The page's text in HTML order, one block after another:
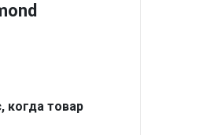
когда товар